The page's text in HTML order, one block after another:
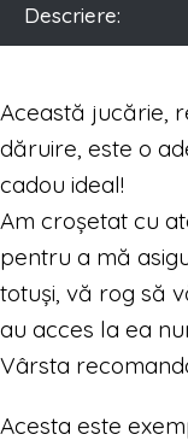
Descriere:
Această jucărie,
dăruire, este o
cadou ideal!
Am croșetat cu
pentru a mă
totuși, vă rog să
au acces la ea
Vârsta
Acesta este